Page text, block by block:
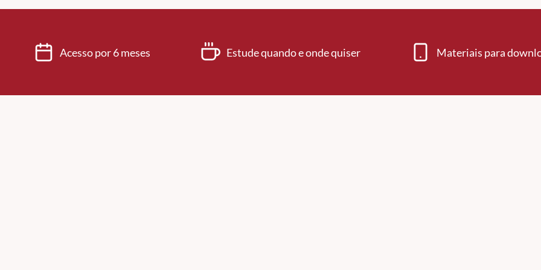
Acesso por 6 meses Estude quando e onde quiser Materiais para